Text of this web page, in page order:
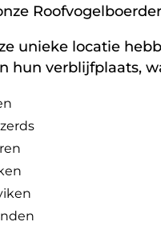
unieke locatie
hun verblijfplaats,